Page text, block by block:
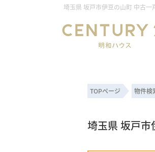
TOPページ 物件検
埼玉県 坂戸